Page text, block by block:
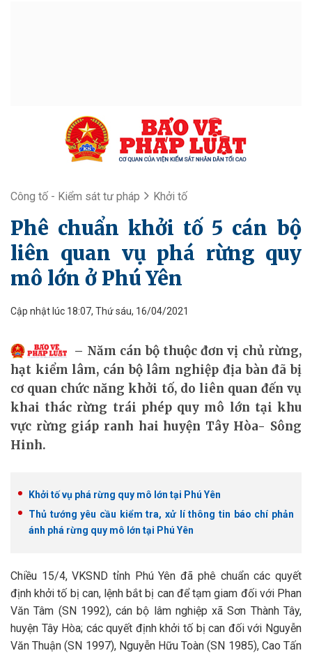
Công tố - Kiểm sát tư pháp Khởi tố
Phê chuẩn khởi tố 5 cán bộ
liên quan vụ phá rừng quy
mô lớn ở Phú Yên
Cập nhật lúc 18:07, Thứ sáu, 16/04/2021
Năm cán bộ thuộc đơn vị chủ rừng,
hạt kiểm lâm, cán bộ lâm nghiệp địa bàn đã bị
cơ quan chức năng khởi tố, do liên quan đến vụ
khai thác rừng trái phép quy mô lớn tại khu
vực rừng giáp ranh hai huyện Tây Hòa- Sông
Hinh.
Khởi tố vụ phá rừng quy mô lớn tại Phú Yên
Thủ tướng yêu cầu kiểm tra, xử lí thông tin báo chí phản
ánh phá rừng quy mô lớn tại Phú Yên
Chiều 15/4, VKSND tỉnh Phú Yên đã phê chuẩn các quyết
định khởi tố bị can, lệnh bắt bị can để tạm giam đối với Phan
Văn Tâm (SN 1992), cán bộ lâm nghiệp xã Sơn Thành Tây,
huyện Tây Hòa; các quyết định khởi tố bị can đối với Nguyễn
Văn Thuận (SN 1997), Nguyễn Hữu Toàn (SN 1985), Cao Tấn